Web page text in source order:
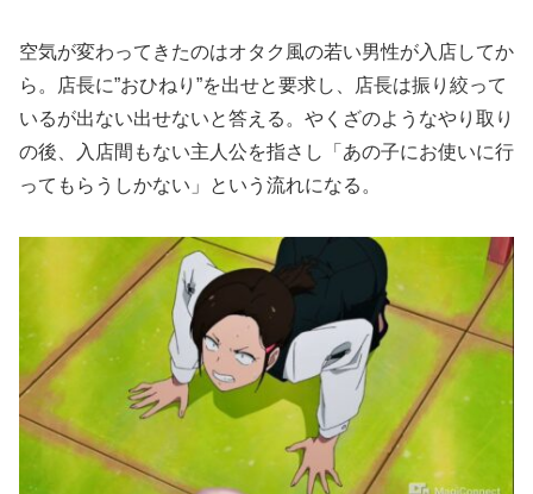
空気が変わってきたのはオタク風の若い男性が入店してか
ら。店長に”おひねり”を出せと要求し、店長は振り絞って
いるが出ない出せないと答える。やくざのようなやり取り
の後、入店間もない主人公を指さし「あの子にお使いに行
ってもらうしかない」という流れになる。